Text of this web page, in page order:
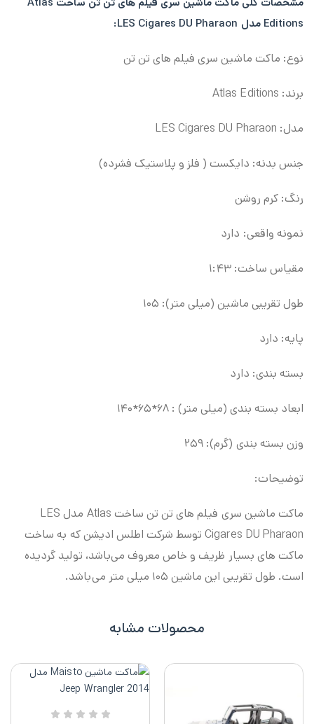
Editions مدل LES Cigares DU Pharaon:
نوع: ماکت ماشین سری فیلم های تن تن
برند: Atlas Editions
مدل: LES Cigares DU Pharaon
جنس بدنه: دایکست ( فلز و پلاستیک فشرده)
رنگ: کرم روشن
نمونه واقعی: دارد
مقیاس ساخت: ۱:۴۳
طول تقریبی ماشین (میلی متر): ۱۰۵
پایه: دارد
بسته بندی: دارد
ابعاد بسته بندی (میلی متر) : ۶۸*۶۵*۱۴۰
وزن بسته بندی (گرم): ۲۵۹
توضیحات:
ماکت ماشین سری فیلم های تن تن ساخت Atlas مدل LES
Cigares DU Pharaon توسط شرکت اطلس ادیشن که به ساخت
ماکت های بسیار ظریف و خاص معروف می‌باشد، تولید گردیده
است. طول تقریبی این ماشین ۱۰۵ میلی متر می‌باشد.
محصولات مشابه